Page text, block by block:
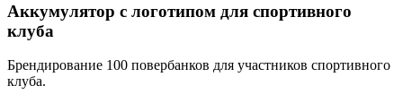
Аккумулятор с логотипом для спортивного
клуба
Брендирование 100 повербанков для участников спортивного
клуба.